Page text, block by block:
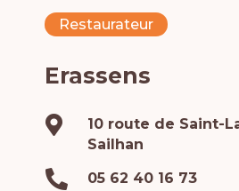
Restaurateur
Erassens

10 route de Saint-
Sailhan
 05 62 40 16 73